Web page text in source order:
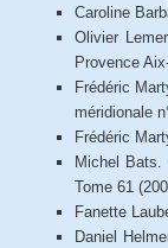
Caroline
Olivier
Provence
Frédéric
méridionale
Frédéric
Michel
Tome 61
Fanette
Daniel